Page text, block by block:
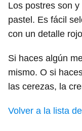
Los postres son
pastel. Es fácil
con un detalle
Si haces algún
mismo. O si
las cerezas, la
Volver a la lista